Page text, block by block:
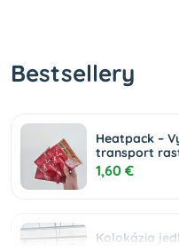
Bestsellery
Heatpack –
transport
1,60 €
Kolokázia